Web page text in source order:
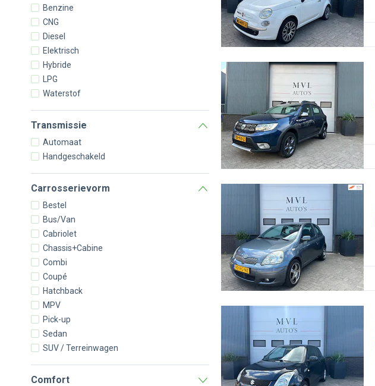
Benzine
CNG
Diesel
Elektrisch
Hybride
LPG
Waterstof
Transmissie
Automaat
Handgeschakeld
Carrosserievorm
Bestel
Bus/Van
Cabriolet
Chassis+Cabine
Combi
Coupé
Hatchback
MPV
Pick-up
Sedan
SUV / Terreinwagen
Comfort